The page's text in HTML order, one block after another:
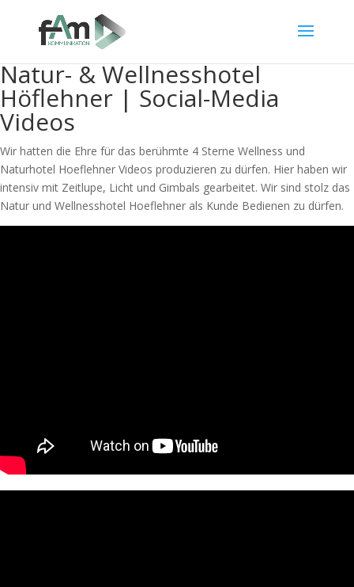
Natur- & Wellnesshotel
Höflehner | Social-Media
Videos
Wir hatten die Ehre für das berühmte 4 Sterne Wellness und
Naturhotel Hoeflehner Videos produzieren zu dürfen. Hier haben wir
intensiv mit Zeitlupe, Licht und Gimbals gearbeitet. Wir sind stolz das
Natur und Wellnesshotel Hoeflehner als Kunde Bedienen zu dürfen.